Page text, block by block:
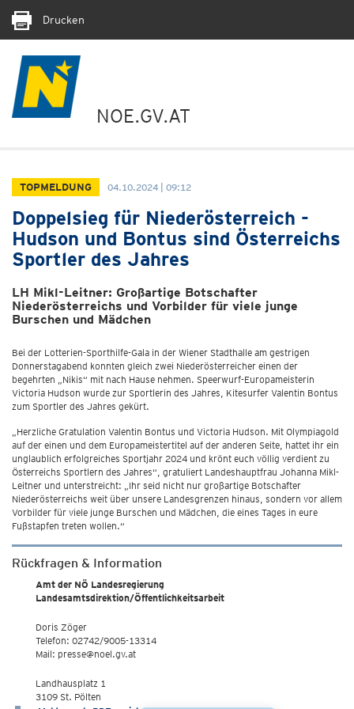
Drucken
NOE.GV.AT
TOPMELDUNG 04.10.2024 | 09:12
Doppelsieg für Niederösterreich -
Hudson und Bontus sind Österreichs
Sportler des Jahres
LH Mikl-Leitner: Großartige Botschafter
Niederösterreichs und Vorbilder für viele junge
Burschen und Mädchen
Bei der Lotterien-Sporthilfe-Gala in der Wiener Stadthalle am gestrigen
Donnerstagabend konnten gleich zwei Niederösterreicher einen der
begehrten „Nikis“ mit nach Hause nehmen. Speerwurf-Europameisterin
Victoria Hudson wurde zur Sportlerin des Jahres, Kitesurfer Valentin Bontus
zum Sportler des Jahres gekürt.
„Herzliche Gratulation Valentin Bontus und Victoria Hudson. Mit Olympiagold
auf der einen und dem Europameistertitel auf der anderen Seite, hattet ihr ein
unglaublich erfolgreiches Sportjahr 2024 und krönt euch völlig verdient zu
Österreichs Sportlern des Jahres“, gratuliert Landeshauptfrau Johanna Mikl-
Leitner und unterstreicht: „Ihr seid nicht nur großartige Botschafter
Niederösterreichs weit über unsere Landesgrenzen hinaus, sondern vor allem
Vorbilder für viele junge Burschen und Mädchen, die eines Tages in eure
Fußstapfen treten wollen.“
Rückfragen & Information
Amt der NÖ Landesregierung
Landesamtsdirektion/Öffentlichkeitsarbeit
Doris Zöger
Telefon: 02742/9005-13314
Mail: presse@noel.gv.at
Landhausplatz 1
3109 St. Pölten